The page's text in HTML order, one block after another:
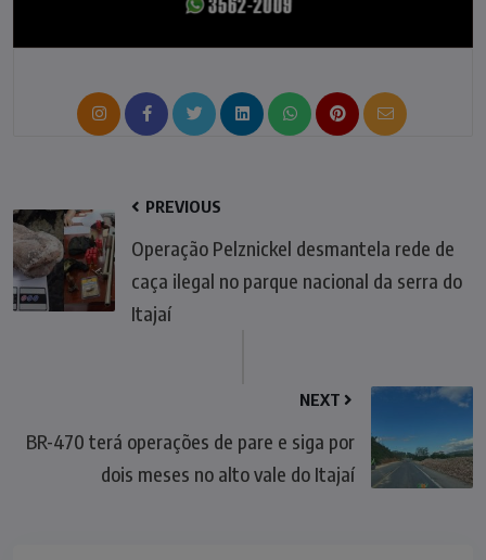
PREVIOUS
Operação Pelznickel desmantela rede de
caça ilegal no parque nacional da serra do
Itajaí
NEXT
BR-470 terá operações de pare e siga por
dois meses no alto vale do Itajaí